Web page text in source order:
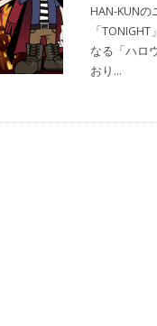
HAN-KUN
「
なる「ハロ
おり ...